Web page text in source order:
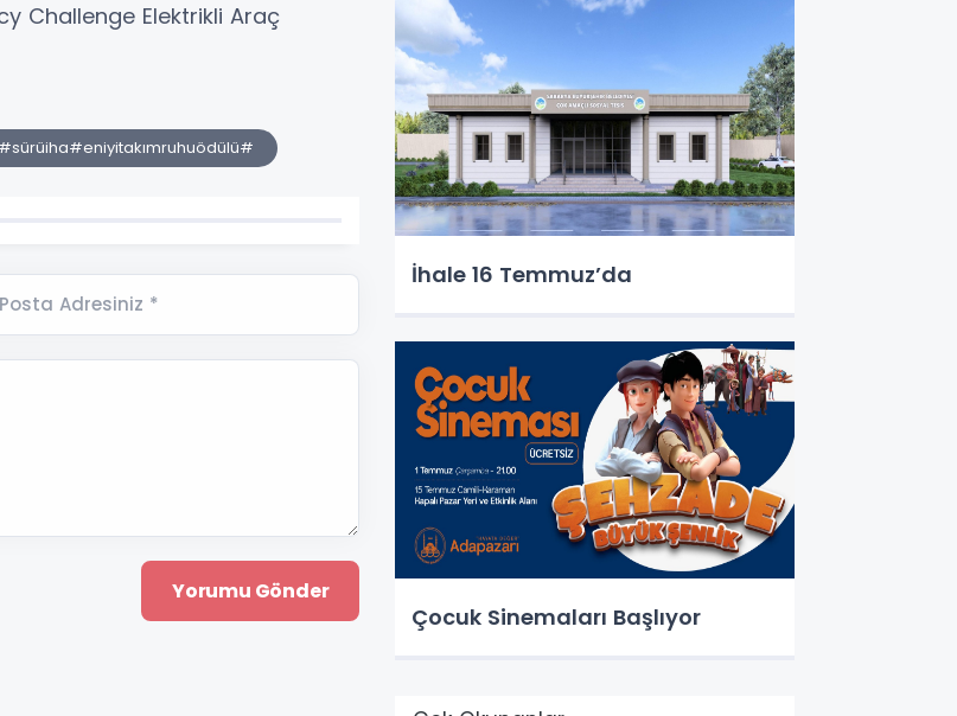
Challenge Elektrikli Araç
Adresiniz *
İhale 16 Temmuz’da
Çocuk Sinemaları Başlıyor